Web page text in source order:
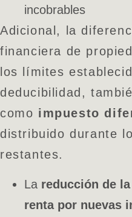
incobrables
Adicional, la
financiera de
los límites
deducibilidad,
como impuesto
distribuido durante
restantes.
La reducción de
renta por nuevas